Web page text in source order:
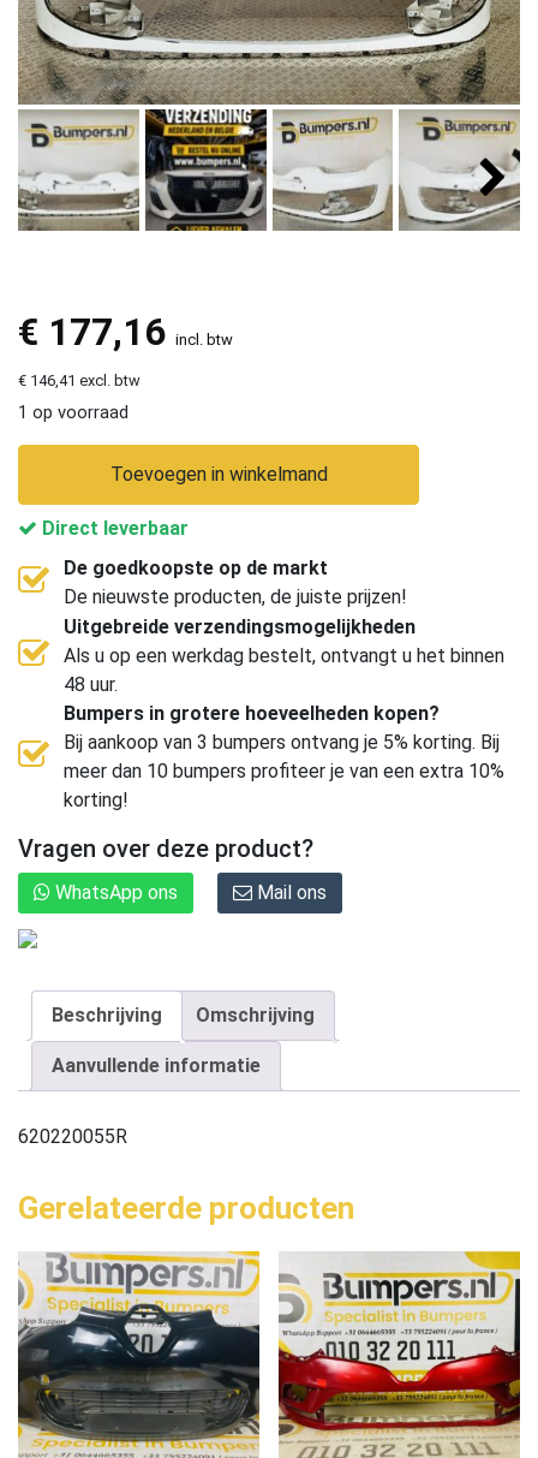
€ 177,16 incl. btw
€ 146,41 excl. btw
1 op voorraad
Toevoegen in winkelmand
Direct leverbaar
De goedkoopste op de markt
De nieuwste producten, de juiste prijzen!
Uitgebreide verzendingsmogelijkheden
Als u op een werkdag bestelt, ontvangt u het binnen
48 uur.
Bumpers in grotere hoeveelheden kopen?
Bij aankoop van 3 bumpers ontvang je 5% korting. Bij
meer dan 10 bumpers profiteer je van een extra 10%
korting!
Vragen over deze product?
WhatsApp ons Mail ons
Beschrijving Omschrijving
Aanvullende informatie
620220055R
Gerelateerde producten